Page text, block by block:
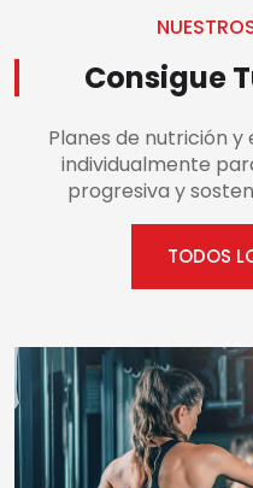
Consigue
Planes de nutrición
individualmente
progresiva y
TODOS